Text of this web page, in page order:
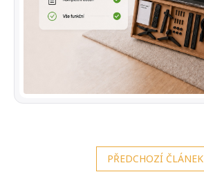
PŘEDCHOZÍ ČLÁNEK